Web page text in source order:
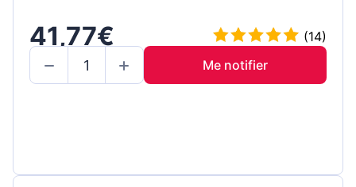
41,77€
(14)
Me notifier